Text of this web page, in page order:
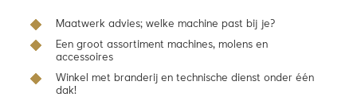
Maatwerk advies; welke machine past bij je?
Een groot assortiment machines, molens en
accessoires
Winkel met branderij en technische dienst onder één
dak!